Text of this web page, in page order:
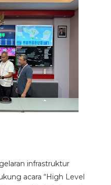
infrastruktur
acara “High Level